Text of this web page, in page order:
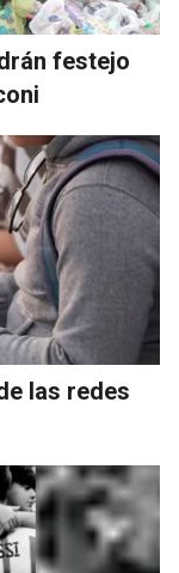
festejo
las redes